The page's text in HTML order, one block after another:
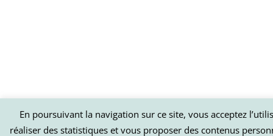
En poursuivant la navigation sur ce site, vous acceptez
réaliser des statistiques et vous proposer des contenus